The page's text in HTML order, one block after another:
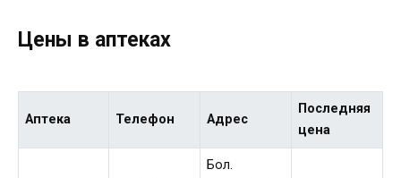
Цены в аптеках
Аптека Телефон Адрес
Последняя
цена
Бол.